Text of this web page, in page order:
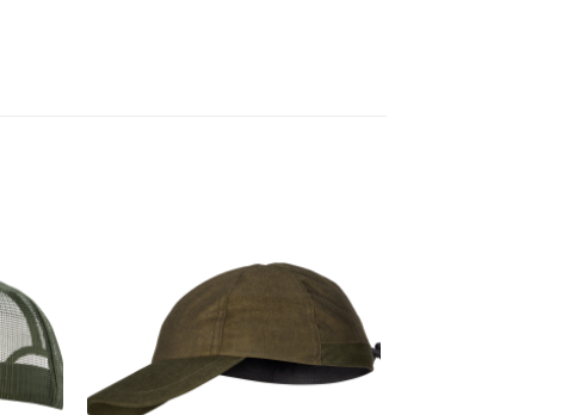
aan
verlanglijst